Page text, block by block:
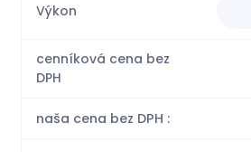
Výkon
cenníková cena bez
DPH
naša cena bez DPH :